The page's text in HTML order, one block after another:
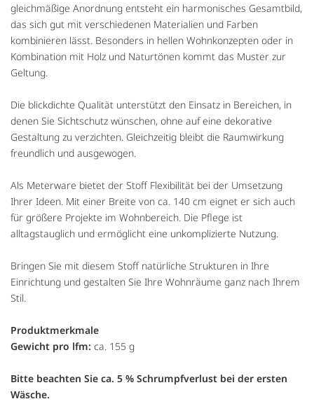
gleichmäßige Anordnung entsteht ein harmonisches Gesamtbild,
das sich gut mit verschiedenen Materialien und Farben
kombinieren lässt. Besonders in hellen Wohnkonzepten oder in
Kombination mit Holz und Naturtönen kommt das Muster zur
Geltung.
Die blickdichte Qualität unterstützt den Einsatz in Bereichen, in
denen Sie Sichtschutz wünschen, ohne auf eine dekorative
Gestaltung zu verzichten. Gleichzeitig bleibt die Raumwirkung
freundlich und ausgewogen.
Als Meterware bietet der Stoff Flexibilität bei der Umsetzung
Ihrer Ideen. Mit einer Breite von ca. 140 cm eignet er sich auch
für größere Projekte im Wohnbereich. Die Pflege ist
alltagstauglich und ermöglicht eine unkomplizierte Nutzung.
Bringen Sie mit diesem Stoff natürliche Strukturen in Ihre
Einrichtung und gestalten Sie Ihre Wohnräume ganz nach Ihrem
Stil.
Produktmerkmale
Gewicht pro lfm: ca. 155 g
Bitte beachten Sie ca. 5 % Schrumpfverlust bei der ersten
Wäsche.